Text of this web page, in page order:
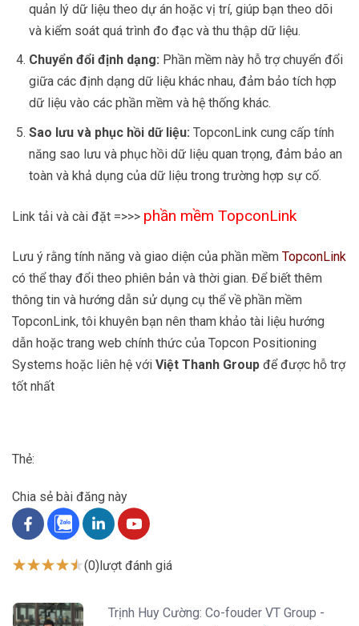
quản lý dữ liệu theo dự án hoặc vị trí, giúp bạn theo dõi
và kiểm soát quá trình đo đạc và thu thập dữ liệu.
Chuyển đổi định dạng: Phần mềm này hỗ trợ chuyển đổi
giữa các định dạng dữ liệu khác nhau, đảm bảo tích hợp
dữ liệu vào các phần mềm và hệ thống khác.
Sao lưu và phục hồi dữ liệu: TopconLink cung cấp tính
năng sao lưu và phục hồi dữ liệu quan trọng, đảm bảo an
toàn và khả dụng của dữ liệu trong trường hợp sự cố.
Link tải và cài đặt =>>> phần mềm TopconLink
Lưu ý rằng tính năng và giao diện của phần mềm TopconLink
có thể thay đổi theo phiên bản và thời gian. Để biết thêm
thông tin và hướng dẫn sử dụng cụ thể về phần mềm
TopconLink, tôi khuyên bạn nên tham khảo tài liệu hướng
dẫn hoặc trang web chính thức của Topcon Positioning
Systems hoặc liên hệ với Việt Thanh Group để được hỗ trợ
tốt nhất
Thẻ:
Chia sẻ bài đăng này
(0) lượt đánh giá
Trịnh Huy Cường: Co-fouder VT Group -